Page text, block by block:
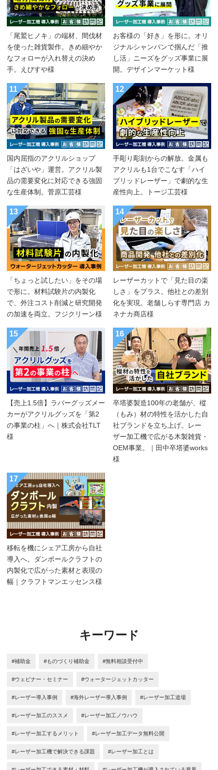
「尾鷲ヒノキ」の端材、間伐材
を使った雑貨製作。きめ細やか
なフォローが入れ替えの決め
手。えびすや様
お客様の「好き」を形に。オリ
ジナルシャンパンで掴んだ「推
し活」ニーズをグッズ事業に展
開。デザインマーケット様
11
国内屈指のアクリルショップ
「はざいや」運営。アクリル製
品の需要変化に対応できる強固
な生産体制。菅原工芸様
12
手彫り彫刻からの解放。金属も
アクリルも1台でこなす「ハイ
ブリッドレーザー」で劇的な生
産性向上。トージ工芸様
13
「ちょっと試したい」をその場
で形に。材料試験片の内製化
で、外注コスト削減と研究開発
の加速を両立。フジクリーン様
14
レーザーカットで「見た目の楽
しさ」をプラス。他社との差別
化を実現。老舗しらす専門店 カ
ネナカ商店様
15
【売上1.5倍】ラバーグッズメー
カーがアクリルグッズを「第2
の事業の柱」へ｜株式会社TLT
様
16
卒塔婆製造100年の老舗が、樅
（もみ）材の特性を活かした自
社ブランドを立ち上げ。レー
ザー加工機で広がる木製雑貨・
OEM事業。｜田中卒塔婆works
様
17
移転を機にシェア工房から自社
導入へ。ダンボールクラフトの
内製化で広がった素材と表現の
幅｜クラフトマンエッセンス様
キーワード
#補助金 #ものづくり補助金 #無料相談受付中
#ウェビナー・セミナー #ウォータージェットカッター
#レーザー導入事例 #海外レーザー導入事例 #レーザー加工道場
#レーザー加工のススメ #レーザー加工ノウハウ
#レーザー加工するメリット #レーザー加工データ無料公開
#レーザー加工機で解決できる課題 #レーザー加工とは